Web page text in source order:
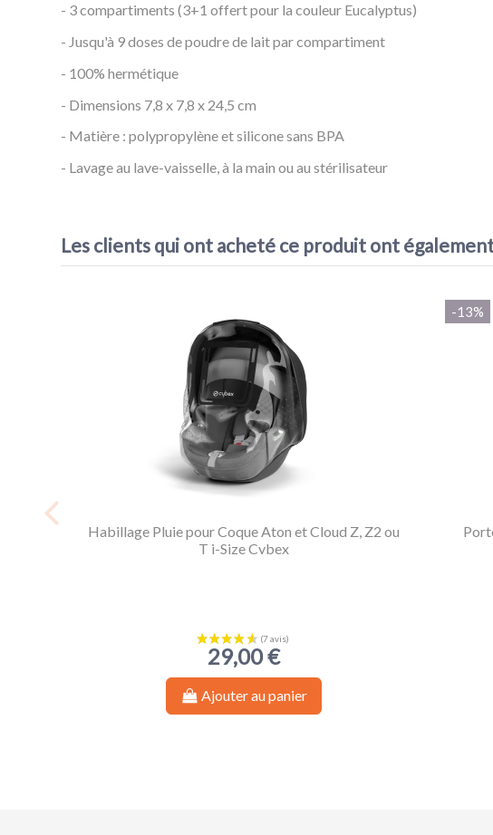
- 3 compartiments (3+1 offert pour la couleur Eucalyptus)
- Jusqu'à 9 doses de poudre de lait par compartiment
- 100% hermétique
- Dimensions 7,8 x 7,8 x 24,5 cm
- Matière : polypropylène et silicone sans BPA
- Lavage au lave-vaisselle, à la main ou au stérilisateur
Les clients qui ont acheté ce produit ont
Habillage Pluie pour Coque Aton et Cloud Z, Z2 ou
T i-Size Cybex
29,00 €
Ajouter au panier
-13%